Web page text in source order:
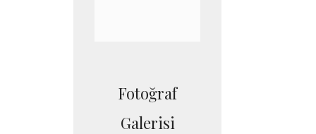
Fotoğraf
Galerisi